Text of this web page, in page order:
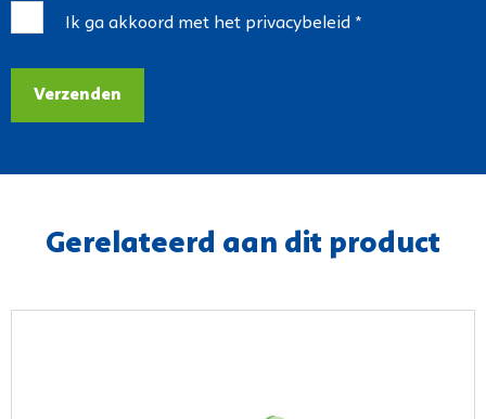
Ik ga akkoord met het privacybeleid *
Verzenden
Gerelateerd aan dit product